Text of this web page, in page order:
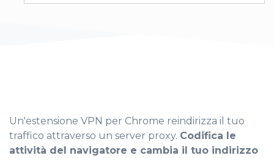
Un'estensione VPN per Chrome reindirizza il tuo
traffico attraverso un server proxy. Codifica le
attività del navigatore e cambia il tuo indirizzo